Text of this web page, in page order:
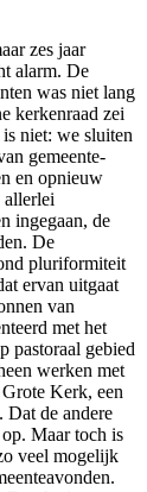
zes jaar
alarm. De
was niet lang
kerkenraad zei
niet: we sluiten
gemeente-
en opnieuw
allerlei
ingegaan, de
De
pluriformiteit
ervan uitgaat
van
met het
pastoraal gebied
werken met
Kerk, een
Dat de andere
Maar toch is
veel mogelijk